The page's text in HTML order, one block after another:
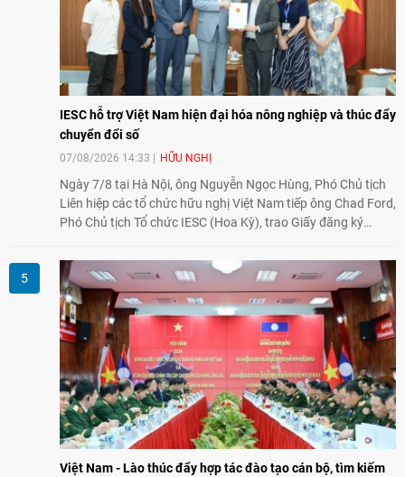
IESC hỗ trợ Việt Nam hiện đại hóa nông nghiệp và thúc đẩy
chuyển đổi số
07/08/2026 14:33 HỮU NGHỊ
Ngày 7/8 tại Hà Nội, ông Nguyễn Ngọc Hùng, Phó Chủ tịch
Liên hiệp các tổ chức hữu nghị Việt Nam tiếp ông Chad Ford,
Phó Chủ tịch Tổ chức IESC (Hoa Kỳ), trao Giấy đăng ký
đổi về định hướng triển khai Dự án "Mở rộng Thương mại
Nông nghiệp và An toàn thực phẩm Hoa Kỳ - Việt Nam",
hướng tới thúc đẩy chuyển đổi số, hiện đại hóa nông nghiệp
và mở rộng hợp tác phát triển giữa hai nước.
Việt Nam - Lào thúc đẩy hợp tác đào tạo cán bộ, tìm kiếm